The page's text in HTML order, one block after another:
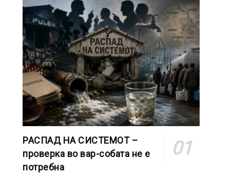
РАСПАД НА СИСТЕМОТ –
проверка во вар-собата не е
потребна